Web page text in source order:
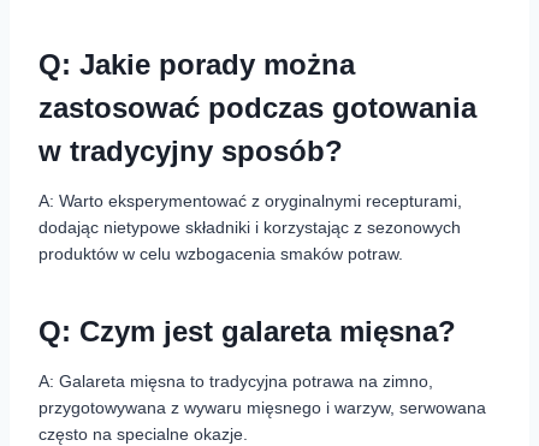
Q: Jakie porady można
zastosować podczas gotowania
w tradycyjny sposób?
A: Warto eksperymentować z oryginalnymi recepturami,
dodając nietypowe składniki i korzystając z sezonowych
produktów w celu wzbogacenia smaków potraw.
Q: Czym jest galareta mięsna?
A: Galareta mięsna to tradycyjna potrawa na zimno,
przygotowywana z wywaru mięsnego i warzyw, serwowana
często na specialne okazje.